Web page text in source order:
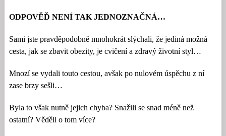
ODPOVĚĎ NENÍ TAK JEDNOZNAČNÁ…
Sami jste pravděpodobně mnohokrát slýchali, že jediná možná
cesta, jak se zbavit obezity, je cvičení a zdravý životní styl…
Mnozí se vydali touto cestou, avšak po nulovém úspěchu z ní
zase brzy sešli…
Byla to však nutně jejich chyba? Snažili se snad méně než
ostatní? Věděli o tom více?